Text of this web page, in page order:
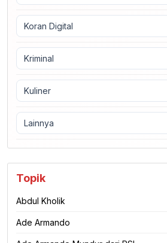
Koran Digital
Kriminal
Kuliner
Lainnya
Topik
Abdul Kholik
Ade Armando